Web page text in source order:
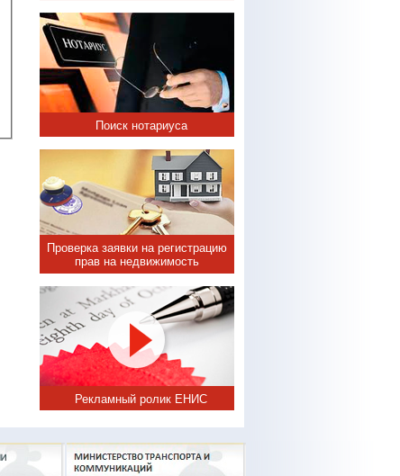
Поиск нотариуса
Проверка заявки на регистрацию
прав на недвижимость
Рекламный ролик ЕНИС